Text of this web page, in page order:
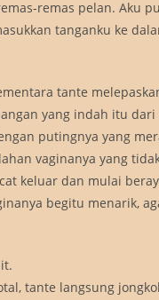
remas pelan. Aku
tanganku ke
tante
yang indah itu
putingnya yang
vaginanya yang
keluar dan mulai
begitu menarik,
tante langsung